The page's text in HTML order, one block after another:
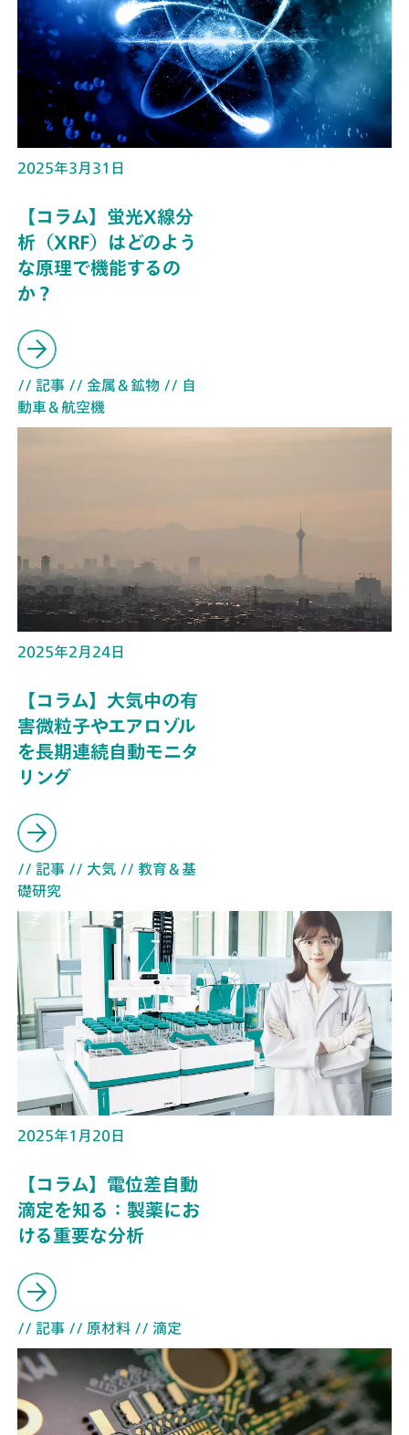
2025年3月31日
【コラム】蛍光X線分
析（XRF）はどのよう
な原理で機能するの
か？
// 記事 // 金属＆鉱物 // 自
動車＆航空機
2025年2月24日
【コラム】大気中の有
害微粒子やエアロゾル
を長期連続自動モニタ
リング
// 記事 // 大気 // 教育＆基
礎研究
2025年1月20日
【コラム】電位差自動
滴定を知る：製薬にお
ける重要な分析
// 記事 // 原材料 // 滴定